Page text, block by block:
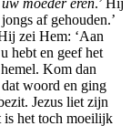
af gehouden.’
zei Hem: ‘Aan
hebt en geef het
Kom dan
woord en ging
Jezus liet zijn
is het toch moeilijk